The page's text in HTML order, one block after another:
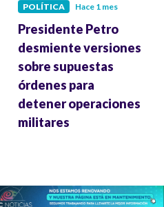
POLÍTICA Hace 1 mes
Presidente Petro
desmiente versiones
sobre supuestas
órdenes para
detener operaciones
militares